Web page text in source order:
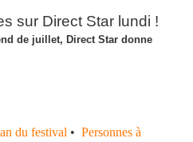
sur Direct Star lundi !
de juillet, Direct Star donne
du festival • Personnes à